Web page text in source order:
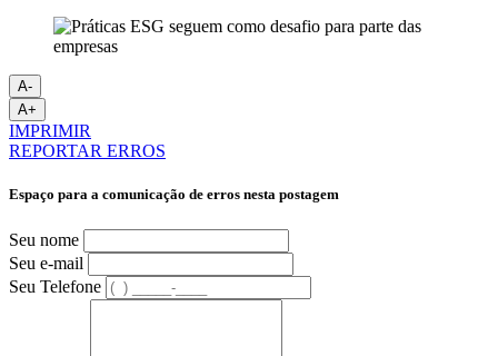
A-
A+
IMPRIMIR
REPORTAR ERROS
Espaço para a comunicação de erros nesta postagem
Seu nome
Seu e-mail
Seu Telefone